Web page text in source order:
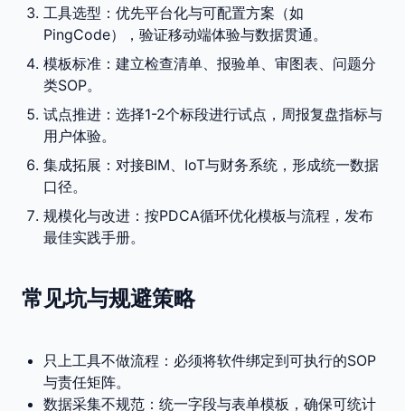
工具选型：优先平台化与可配置方案（如
PingCode），验证移动端体验与数据贯通。
模板标准：建立检查清单、报验单、审图表、问题分
类SOP。
试点推进：选择1-2个标段进行试点，周报复盘指标与
用户体验。
集成拓展：对接BIM、IoT与财务系统，形成统一数据
口径。
规模化与改进：按PDCA循环优化模板与流程，发布
最佳实践手册。
常见坑与规避策略
只上工具不做流程：必须将软件绑定到可执行的SOP
与责任矩阵。
数据采集不规范：统一字段与表单模板，确保可统计